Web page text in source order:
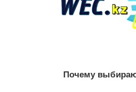
Почему